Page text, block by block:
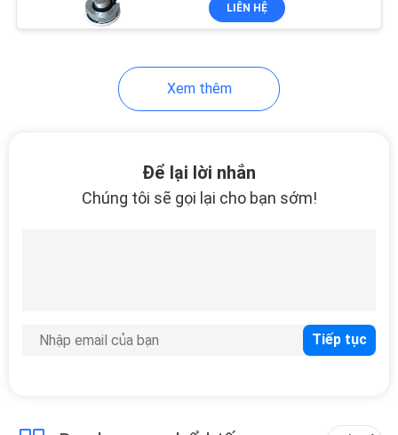
LIÊN HỆ
Xem thêm
Để lại lời nhắn
Chúng tôi sẽ gọi lại cho bạn sớm!